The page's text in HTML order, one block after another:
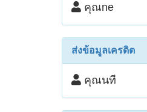
คุณne
ส่งข้อมูลเครดิต
คุณนที